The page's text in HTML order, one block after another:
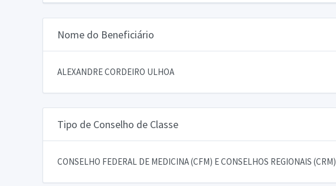
Nome do Beneficiário
ALEXANDRE CORDEIRO ULHOA
Tipo de Conselho de Classe
CONSELHO FEDERAL DE MEDICINA (CFM) E CONSELHOS REGIONAIS (CRM)